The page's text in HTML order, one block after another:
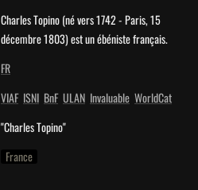
Charles Topino (né vers 1742 - Paris, 15
décembre 1803) est un ébéniste français.
FR
VIAF ISNI BnF ULAN Invaluable WorldCat
"Charles Topino"
France